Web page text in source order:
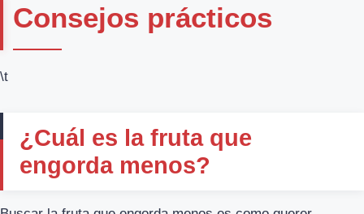
Consejos prácticos
\t
¿Cuál es la fruta que
engorda menos?